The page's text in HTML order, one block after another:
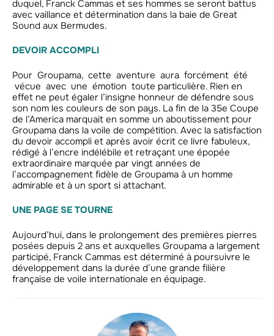
duquel, Franck Cammas et ses hommes se seront battus
avec vaillance et détermination dans la baie de Great
Sound aux Bermudes.
DEVOIR ACCOMPLI
Pour Groupama, cette aventure aura forcément été
vécue avec une émotion toute particulière. Rien en
effet ne peut égaler l’insigne honneur de défendre sous
son nom les couleurs de son pays. La fin de la 35e Coupe
de l’America marquait en somme un aboutissement pour
Groupama dans la voile de compétition. Avec la satisfaction
du devoir accompli et après avoir écrit ce livre fabuleux,
rédigé à l’encre indélébile et retraçant une épopée
extraordinaire marquée par vingt années de
l’accompagnement fidèle de Groupama à un homme
admirable et à un sport si attachant.
UNE PAGE SE TOURNE
Aujourd’hui, dans le prolongement des premières pierres
posées depuis 2 ans et auxquelles Groupama a largement
participé, Franck Cammas est déterminé à poursuivre le
développement dans la durée d’une grande filière
française de voile internationale en équipage.